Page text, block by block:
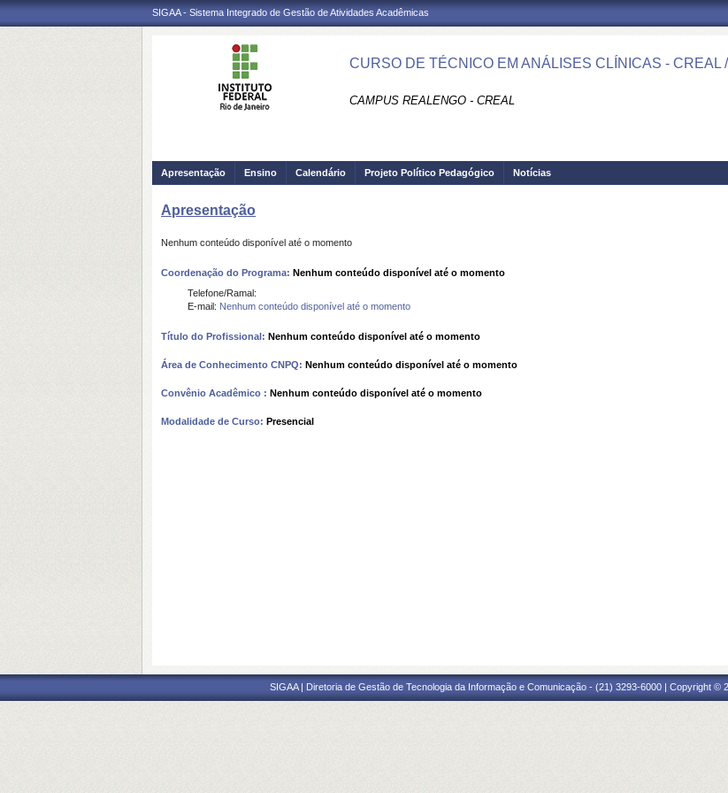
SIGAA - Sistema Integrado de Gestão de Atividades Acadêmicas
CURSO DE TÉCNICO EM ANÁLISES CLÍNICAS - CREAL
CAMPUS REALENGO - CREAL
Apresentação Ensino Calendário Projeto Político Pedagógico Notícias
Apresentação
Nenhum conteúdo disponível até o momento
Coordenação do Programa: Nenhum conteúdo disponível até o momento
Telefone/Ramal:
E-mail: Nenhum conteúdo disponível até o momento
Título do Profissional: Nenhum conteúdo disponível até o momento
Área de Conhecimento CNPQ: Nenhum conteúdo disponível até o momento
Convênio Acadêmico : Nenhum conteúdo disponível até o momento
Modalidade de Curso: Presencial
SIGAA | Diretoria de Gestão de Tecnologia da Informação e Comunicação - (21) 3293-6000 | Copyright